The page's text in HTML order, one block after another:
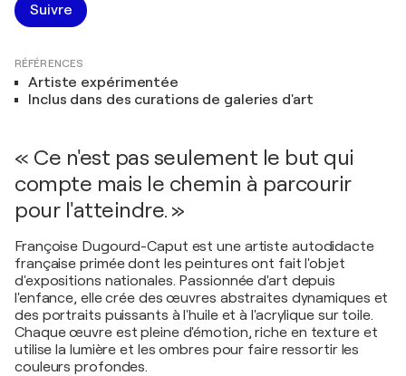
Suivre
RÉFÉRENCES
Artiste expérimentée
Inclus dans des curations de galeries d'art
« Ce n'est pas seulement le but qui
compte mais le chemin à parcourir
pour l'atteindre. »
Françoise Dugourd-Caput est une artiste autodidacte
française primée dont les peintures ont fait l'objet
d'expositions nationales. Passionnée d'art depuis
l'enfance, elle crée des œuvres abstraites dynamiques et
des portraits puissants à l'huile et à l'acrylique sur toile.
Chaque œuvre est pleine d'émotion, riche en texture et
utilise la lumière et les ombres pour faire ressortir les
couleurs profondes.